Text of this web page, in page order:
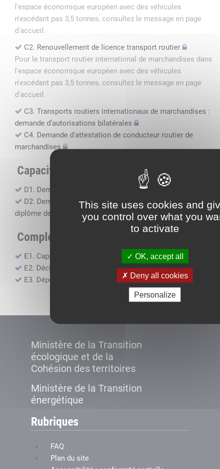
This site uses cookies and
you control over what you
to activate
OK, accept all
Deny all cookies
Personalize
l'espace économique européen avec des véhicules
n'excédant pas 3,5 tonnes, consultez le message en page
d'accueil.
C2. Renouvellement de licence transport routier
Pour le transport routier international de marchandises dans
l'espace économique européen avec des véhicules
n'excédant pas 3,5 tonnes, consultez le message en page
d'accueil.
C3. Transports routiers internationaux de marchandises :
demande d’autorisations bilatérales
C4. Demande d'attestation de conducteur routier de
marchandises
Capacité professionnelle
D1. Demande d’attestation de capacité professionnelle
D2. Demande de certificat attestant l'obtention du
diplôme de capacité professionnelle
Compléments, suivi financier
E1. Capacité financière
E2. Déclaration de sous-traitance
E3. Dépôt des comptes annuels
Ministère de la Transition
écologique et de la
Cohésion des territoires
Ministère de la Transition
énergétique
Rubriques
FAQ
Plan du site